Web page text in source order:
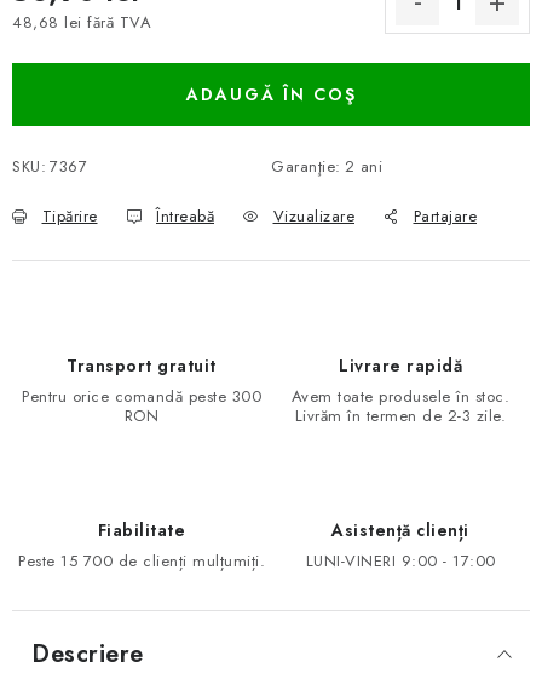
48,68 lei fără TVA
ADAUGĂ ÎN COŞ
SKU: 7367 Garanţie: 2 ani
Tipărire Întreabă Vizualizare Partajare
Transport gratuit
Pentru orice comandă peste 300
RON
Livrare rapidă
Avem toate produsele în stoc.
Livrăm în termen de 2-3 zile.
Fiabilitate
Peste 15 700 de clienți mulțumiți.
Asistență clienți
LUNI-VINERI 9:00 - 17:00
Descriere